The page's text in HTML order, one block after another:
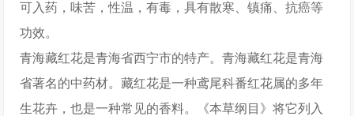
可入药，味苦，性温，有毒，具有散寒、镇痛、抗癌等
功效。
青海藏红花是青海省西宁市的特产。青海藏红花是青海
省著名的中药材。藏红花是一种鸢尾科番红花属的多年
生花卉，也是一种常见的香料。《本草纲目》将它列入